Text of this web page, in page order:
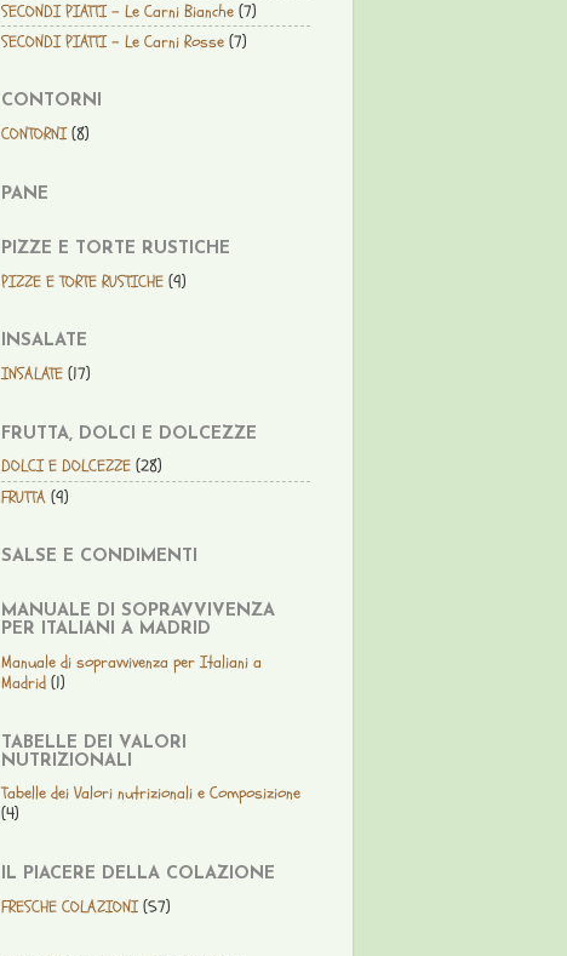
SECONDI PIATTI - Le Carni Bianche (7)
SECONDI PIATTI - Le Carni Rosse (7)
CONTORNI
CONTORNI (8)
PANE
PIZZE E TORTE RUSTICHE
PIZZE E TORTE RUSTICHE (9)
INSALATE
INSALATE (17)
FRUTTA, DOLCI E DOLCEZZE
DOLCI E DOLCEZZE (28)
FRUTTA (9)
SALSE E CONDIMENTI
MANUALE DI SOPRAVVIVENZA
PER ITALIANI A MADRID
Manuale di sopravvivenza per Italiani a
Madrid (1)
TABELLE DEI VALORI
NUTRIZIONALI
Tabelle dei Valori nutrizionali e Composizione
(4)
IL PIACERE DELLA COLAZIONE
FRESCHE COLAZIONI (57)